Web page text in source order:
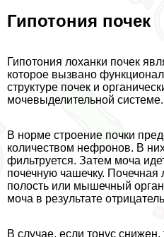
Гипотония почек
Гипотония лоханки почек
которое вызвано
структуре почек и
мочевыделительной системе.
В норме строение почки
количеством нефронов. В
фильтруется. Затем моча
почечную чашечку. Почечная
полость или мышечный
моча в результате
В случае, если тонус